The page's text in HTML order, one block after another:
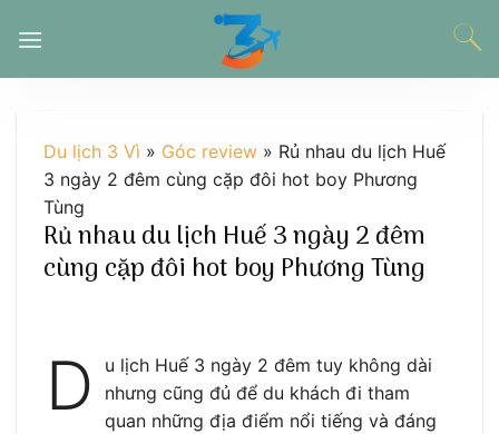
đến
Du lịch 3 Vì » Góc review » Rủ nhau du lịch Huế
3 ngày 2 đêm cùng cặp đôi hot boy Phương
Tùng
Rủ nhau du lịch Huế 3 ngày 2 đêm
cùng cặp đôi hot boy Phương Tùng
D
u lịch Huế 3 ngày 2 đêm tuy không dài
nhưng cũng đủ để du khách đi tham
quan những địa điểm nổi tiếng và đáng